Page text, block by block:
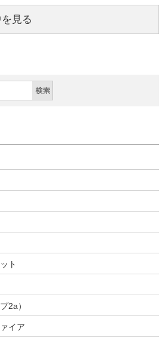
見る
ト
2a）
イア